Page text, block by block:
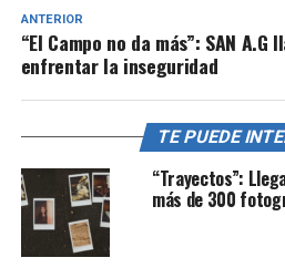
ANTERIOR
“El Campo no da más”: SAN
enfrentar la inseguridad
TE PUEDE
“Trayectos”:
más de 300